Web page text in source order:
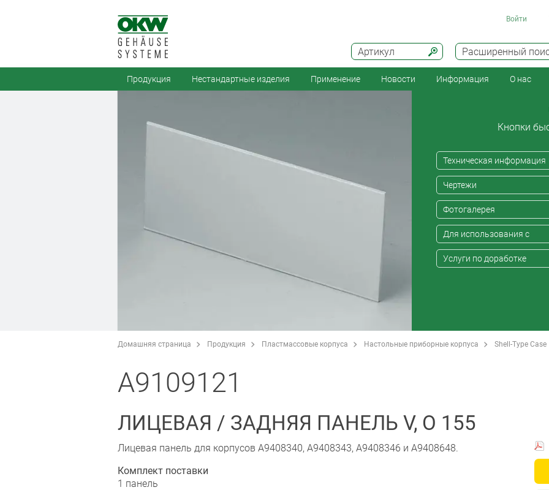
Расширенный
Артикул
Войти
Продукция Нестандартные изделия Применение Новости Информация О нас
Кнопки
Техническая информация
Чертежи
Фотогалерея
Для использования с
Услуги по доработке
Домашняя страница Продукция Пластмассовые корпуса Настольные приборные корпуса Shell-Type Case
A9109121
ЛИЦЕВАЯ / ЗАДНЯЯ ПАНЕЛЬ V, O 155
Лицевая панель для корпусов A9408340, A9408343, A9408346 и A9408648.
Комплект поставки
1 панель